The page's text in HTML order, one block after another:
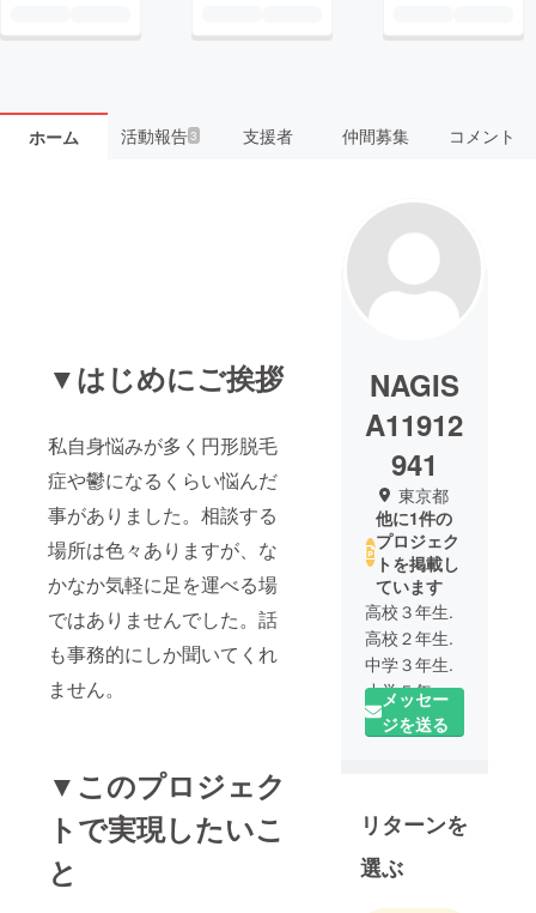
ホーム 活動報告3 支援者 仲間募集 コメント
▼はじめにご挨拶
私自身悩みが多く円形脱毛
症や鬱になるくらい悩んだ
事がありました。相談する
場所は色々ありますが、な
かなか気軽に足を運べる場
ではありませんでした。話
も事務的にしか聞いてくれ
ません。
▼このプロジェク
トで実現したいこ
と
NAGIS
A11912
941
東京都
他に1件の
プロジェク
トを掲載し
ています
高校３年生.
高校２年生.
中学３年生.
小学５年生.
小学３年生.
小学１年生.
供達の母で
かりで母ら
メッセー
ジを送る
リターンを
選ぶ